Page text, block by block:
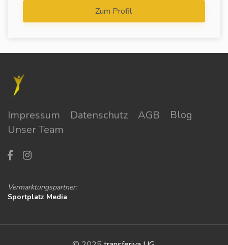
Zum Profil
Impressum Datenschutz AGB
Blog
Unser Team
Vermarktungspartner:
Sportplatz Media